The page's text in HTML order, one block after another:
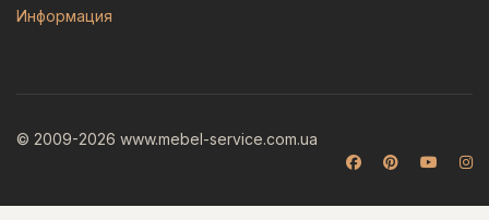
Информация
© 2009-2026 www.mebel-service.com.ua